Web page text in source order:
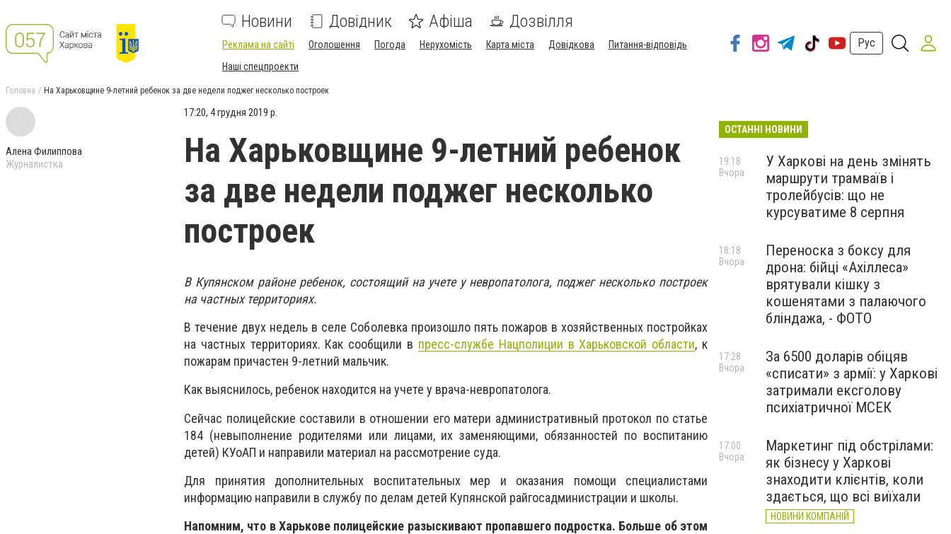
Новини Довідник Афіша Дозвілля
Реклама на сайті Оголошення Погода Нерухомість Карта міста Довідкова
Питання-відповідь
Наші спецпроекти
Рус
Головна На Харьковщине 9-летний ребенок за две недели поджег несколько построек
Алена Филиппова
Журналистка
17:20, 4 грудня 2019 р.
На Харьковщине 9-летний ребенок
за две недели поджег несколько
построек
В Купянском районе ребенок, состоящий на учете у невропатолога, поджег несколько построек
на частных территориях.
В течение двух недель в селе Соболевка произошло пять пожаров в хозяйственных постройках
на частных территориях. Как сообщили в пресс-службе Нацполиции в Харьковской области, к
пожарам причастен 9-летний мальчик.
Как выяснилось, ребенок находится на учете у врача-невропатолога.
Сейчас полицейские составили в отношении его матери административный протокол по статье
184 (невыполнение родителями или лицами, их заменяющими, обязанностей по воспитанию
детей) КУоАП и направили материал на рассмотрение суда.
Для принятия дополнительных воспитательных мер и оказания помощи специалистами
информацию направили ​​в службу по делам детей Купянской райгосадминистрации и школы.
Напомним, что в Харькове полицейские разыскивают пропавшего подростка. Больше об этом
ОСТАННІ НОВИНИ
У Харкові на день змінять
маршрути трамваїв і
тролейбусів: що не
курсуватиме 8 серпня
19:18
Вчора
Переноска з боксу для
дрона: бійці «Ахіллеса»
врятували кішку з
кошенятами з палаючого
бліндажа, - ФОТО
18:18
Вчора
За 6500 доларів обіцяв
«списати» з армії: у Харкові
затримали ексголову
психіатричної МСЕК
17:28
Вчора
Маркетинг під обстрілами:
як бізнесу у Харкові
знаходити клієнтів, коли
здається, що всі виїхали
НОВИНИ КОМПАНІЙ
17:00
Вчора